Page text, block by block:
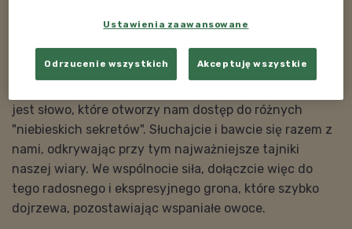
Zapraszamy na wspólną wyprawę na poszukiwanie
jest słowo, które otworzy nam dostęp do różnych
"niebieskich sekretów". Słuchajcie i bawcie się razem z
nami, odkrywając przy tym najważniejsze tajniki
naszej wiary. We wspólnocie siła, dołączcie więc do
tego radosnego i ekspresyjnego grona, które szybko
dojrzewa, pozostawiając wspaniałe owoce.
Ustawienia zaawansowane
Odrzucenie wszystkich Akceptuję wszystkie